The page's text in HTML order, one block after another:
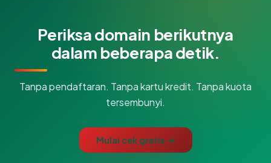
Periksa domain berikutnya
dalam beberapa detik.
Tanpa pendaftaran. Tanpa kartu kredit. Tanpa kuota
tersembunyi.
Mulai cek gratis →